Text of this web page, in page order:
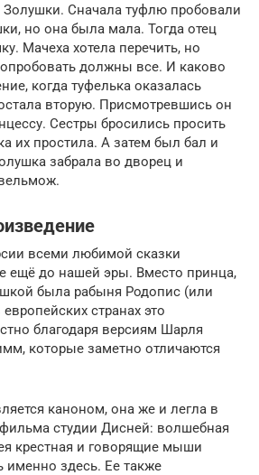
Сначала туфлю пробовали
но она была мала. Тогда отец
Мачеха хотела перечить, но
должны все. И каково
когда туфелька оказалась
вторую. Присмотревшись он
Сестры бросились просить
их простила. А затем был бал и
забрала во дворец и
всеми любимой сказки
ещё до нашей эры. Вместо принца,
была рабыня Родопис (или
странах это
благодаря версиям Шарля
которые заметно отличаются
каноном, она же и легла в
студии Дисней: волшебная
крестная и говорящие мыши
именно здесь. Ее также